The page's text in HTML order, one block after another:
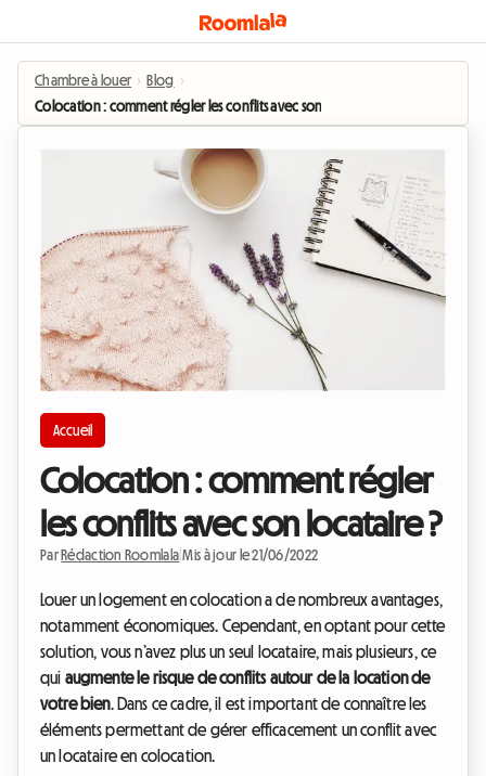
Chambre à louer › Blog ›
Colocation : comment régler les conflits avec son locataire ?
Accueil
Colocation : comment régler
les conflits avec son locataire ?
Par Rédaction Roomlala |Mis à jour le 21/06/2022
Louer un logement en colocation a de nombreux avantages,
notamment économiques. Cependant, en optant pour cette
solution, vous n’avez plus un seul locataire, mais plusieurs, ce
qui augmente le risque de conflits autour de la location de
votre bien. Dans ce cadre, il est important de connaître les
éléments permettant de gérer efficacement un conflit avec
un locataire en colocation.